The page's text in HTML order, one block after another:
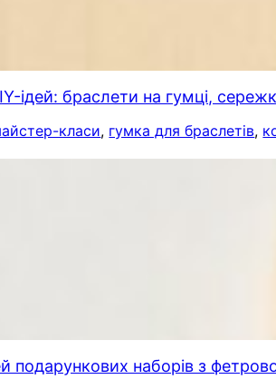
ідей: браслети на гумці,
класи, гумка для браслетів,
подарункових наборів з